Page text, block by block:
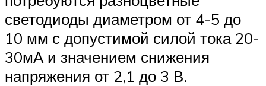
светодиоды диаметром от 4-5 до
10 мм с допустимой силой тока 20-
30мА и значением снижения
напряжения от 2,1 до 3 В.